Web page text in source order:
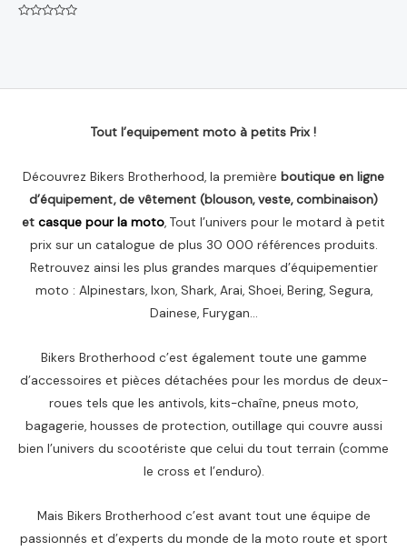
Tout l’equipement moto à petits Prix !
Découvrez Bikers Brotherhood, la première boutique en ligne
d’équipement, de vêtement (blouson, veste, combinaison)
et casque pour la moto, Tout l’univers pour le motard à petit
prix sur un catalogue de plus 30 000 références produits.
Retrouvez ainsi les plus grandes marques d’équipementier
moto : Alpinestars, Ixon, Shark, Arai, Shoei, Bering, Segura,
Dainese, Furygan…
Bikers Brotherhood c’est également toute une gamme
d’accessoires et pièces détachées pour les mordus de deux-
roues tels que les antivols, kits-chaîne, pneus moto,
bagagerie, housses de protection, outillage qui couvre aussi
bien l’univers du scootériste que celui du tout terrain (comme
le cross et l’enduro).
Mais Bikers Brotherhood c’est avant tout une équipe de
passionnés et d’experts du monde de la moto route et sport